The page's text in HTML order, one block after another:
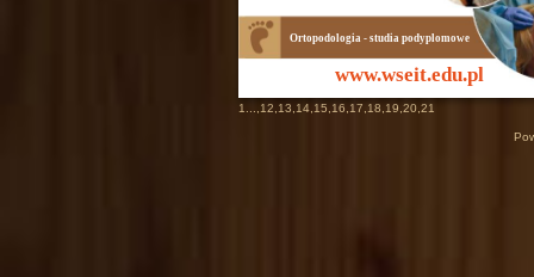
Ortopodologia - studia podyplomowe
www.wseit.edu.pl
1 12 13 14, 15 16 17 18 19 20, 21